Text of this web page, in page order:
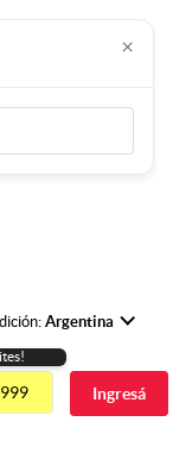
Argentina
Argentina
España
Ingresá
×